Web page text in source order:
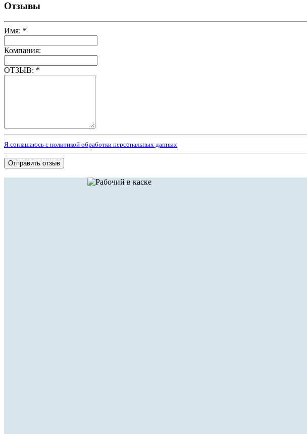
Отзывы
Имя: *
Компания:
ОТЗЫВ: *
Я соглашаюсь с политикой обработки персональных данных
Отправить отзыв